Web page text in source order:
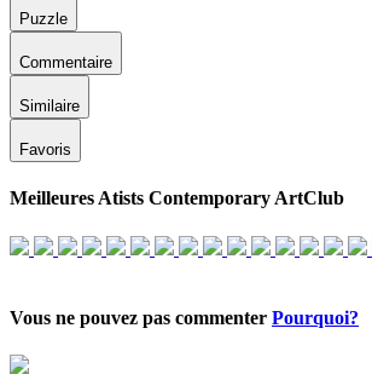
Puzzle
Commentaire
Similaire
Favoris
Meilleures Atists Contemporary ArtClub
Vous ne pouvez pas commenter Pourquoi?